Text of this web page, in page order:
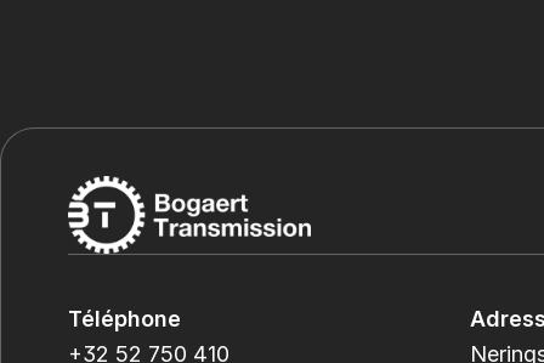
Téléphone
+32 52 750 410